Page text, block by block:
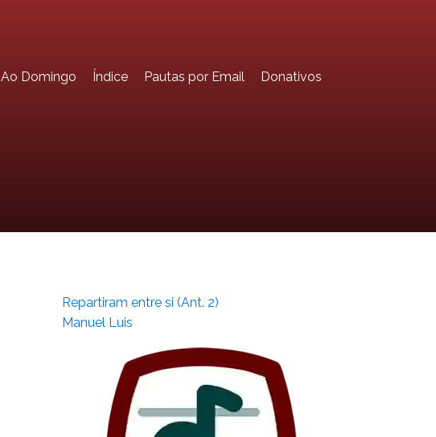
Ao Domingo Índice Pautas por Email Donativos
Repartiram entre si (Ant. 2)
Manuel Luis